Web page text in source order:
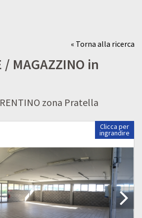
« Torna alla ricerca
/ MAGAZZINO in
zona Pratella
Clicca per
ingrandire